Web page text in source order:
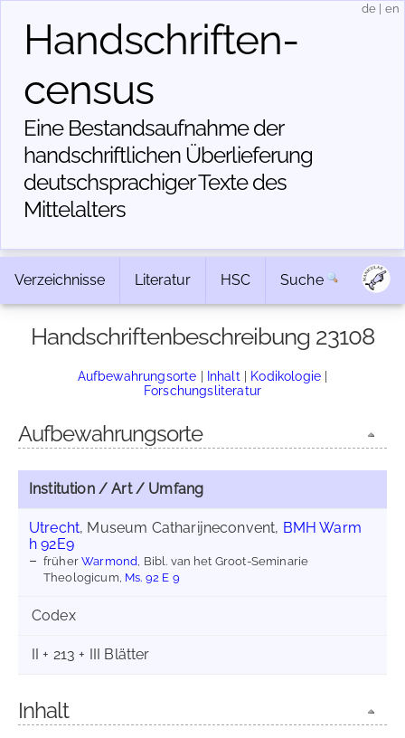
Handschriften­
census
Eine Bestandsaufnahme der
handschriftlichen Über­lieferung
deutschsprachiger Texte des
Mittelalters
de en
Verzeichnisse Literatur HSC Suche
Handschriftenbeschreibung 23108
Aufbewahrungsorte | Inhalt | Kodikologie |
Forschungsliteratur
Aufbewahrungsorte
Institution / Art / Umfang
Utrecht, Museum Catharijneconvent, BMH Warm
h 92E9
früherWarmond , Bibl. van het Groot-Seminarie
Theologicum, Ms. 92 E 9
Codex
II + 213 + III Blätter
Inhalt